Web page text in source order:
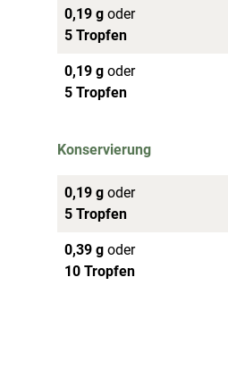
0,19 g oder
5 Tropfen
0,19 g oder
5 Tropfen
Konservierung
0,19 g oder
5 Tropfen
0,39 g oder
10 Tropfen